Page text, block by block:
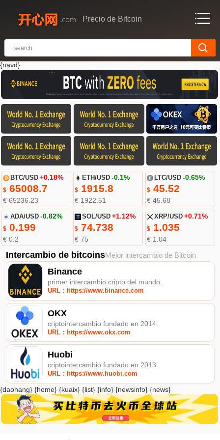
Precio de Bitcoin
{navd}
BTC/USD +0.18%
$65008.7
€ 65236.23
ETH/USD -0.1%
$ 1915.8
€ 1922.51
LTC/USD -0.65%
$45.52
€ 45.68
ADA/USD -0.82%
$0.199
€ 0.2
SOL/USD +1.12%
$ 74.738
€ 75
XRP/USD +0.71%
$1.035
€ 1.04
Intercambio de bitcoinsMejor intercambio de Bitcoin
Binance
primer intercambio cripto del mundo.
URL：https://www.binance.com
OKX
criptointercambio fundado en 2014.
URL：https://www.okx.com
Huobi
criptointercambio fundado en 2013.
URL：https://www.huobi.com
{daohang} {home} {kuaix} {list} {info} {newsinfo} {news}